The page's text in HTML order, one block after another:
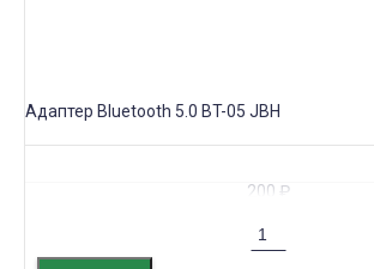
Адаптер Bluetooth 5.0 BT-05 JBH
200 ₽